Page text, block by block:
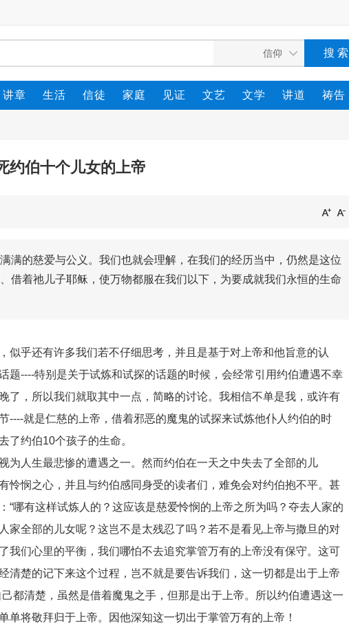
讲章 生活 信徒 家庭 见证 文艺 文学 讲道 祷告
约伯十个儿女的上帝
满的慈爱与公义。我们也就会理解，在我们的经历当中，仍然是这位
借着祂儿子耶稣，使万物都服在我们以下，为要成就我们永恒的生命
似乎还有许多我们若不仔细思考，并且是基于对上帝和他旨意的认
题----特别是关于试炼和试探的话题的时候，会经常引用约伯遭遇不幸
了，所以我们就取其中一点，简略的讨论。我相信不单是我，或许有
----就是仁慈的上帝，借着邪恶的魔鬼的试探来试炼他仆人约伯的时
了约伯10个孩子的生命。
为人生最悲惨的遭遇之一。然而约伯在一天之中失去了全部的儿
悯之心，并且与约伯感同身受的读者们，难免会对约伯抱不平。甚
“哪有这样试炼人的？这应该是慈爱怜悯的上帝之所为吗？夺去人家的
家全部的儿女呢？这岂不是太残忍了吗？若不是看见上帝与撒旦的对
我们心里的平衡，我们哪怕不去追究掌管万有的上帝没有保守。这可
清楚的记下来这个过程，岂不就是要告诉我们，这一切都是出于上帝
都清楚，虽然是借着魔鬼之手，但那是出于上帝。所以约伯遭遇这一
单将敬拜归于上帝。因他深知这一切出于掌管万有的上帝！